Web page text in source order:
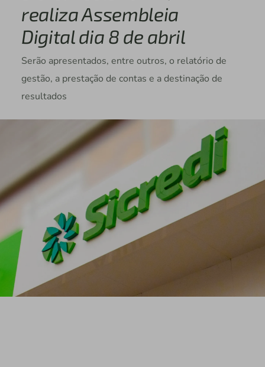
realiza Assembleia
Digital dia 8 de abril
Serão apresentados, entre outros, o relatório de
gestão, a prestação de contas e a destinação de
resultados